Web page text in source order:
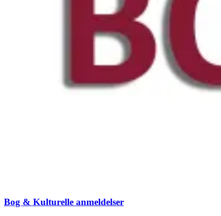
Bog & Kulturelle anmeldelser